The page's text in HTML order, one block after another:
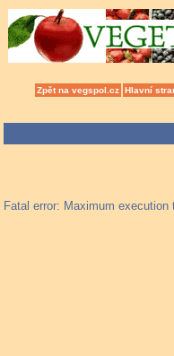
Zpět na vegspol.cz Hlavní
Fatal error: Maximum